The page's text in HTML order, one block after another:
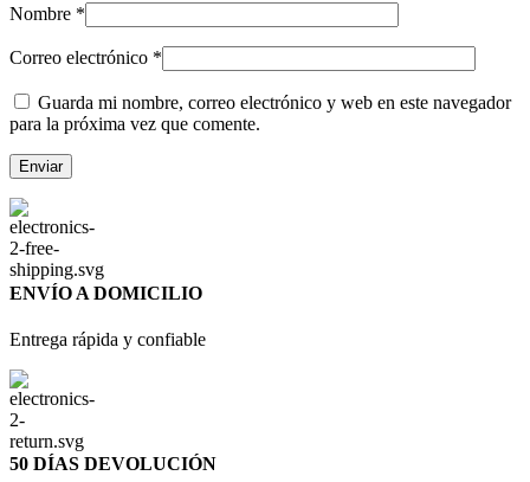
Nombre *
Correo electrónico *
Guarda mi nombre, correo electrónico y web en este navegador
para la próxima vez que comente.
ENVÍO A DOMICILIO
Entrega rápida y confiable
50 DÍAS DEVOLUCIÓN